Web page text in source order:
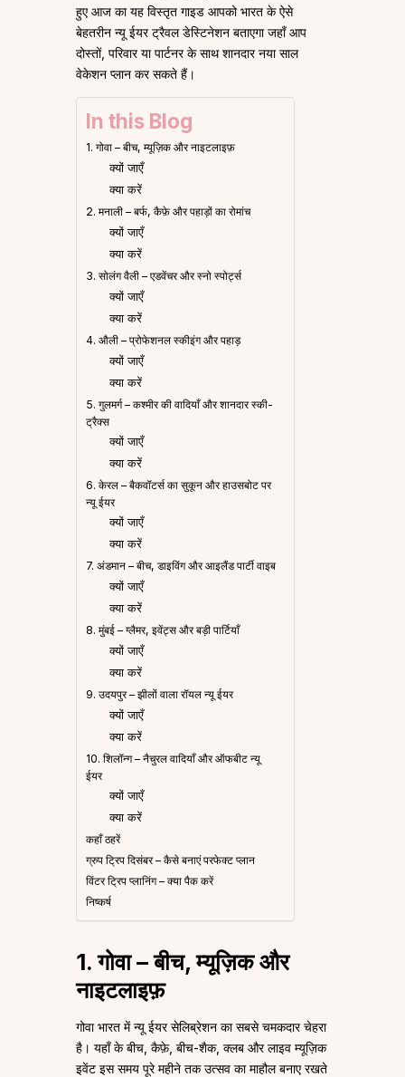
हुए आज का यह विस्तृत गाइड आपको भारत के ऐसे
बेहतरीन न्यू ईयर ट्रैवल डेस्टिनेशन बताएगा जहाँ आप
दोस्तों, परिवार या पार्टनर के साथ शानदार नया साल
वेकेशन प्लान कर सकते हैं।
In this Blog
1. गोवा – बीच, म्यूज़िक और नाइटलाइफ़
क्यों जाएँ
क्या करें
2. मनाली – बर्फ, कैफ़े और पहाड़ों का रोमांच
क्यों जाएँ
क्या करें
3. सोलंग वैली – एडवेंचर और स्नो स्पोर्ट्स
क्यों जाएँ
क्या करें
4. औली – प्रोफेशनल स्कीइंग और पहाड़
क्यों जाएँ
क्या करें
5. गुलमर्ग – कश्मीर की वादियाँ और शानदार स्की-
ट्रैक्स
क्यों जाएँ
क्या करें
6. केरल – बैकवॉटर्स का सुकून और हाउसबोट पर
न्यू ईयर
क्यों जाएँ
क्या करें
7. अंडमान – बीच, डाइविंग और आइलैंड पार्टी वाइब
क्यों जाएँ
क्या करें
8. मुंबई – ग्लैमर, इवेंट्स और बड़ी पार्टियाँ
क्यों जाएँ
क्या करें
9. उदयपुर – झीलों वाला रॉयल न्यू ईयर
क्यों जाएँ
क्या करें
10. शिलॉन्ग – नैचुरल वादियाँ और ऑफबीट न्यू
ईयर
क्यों जाएँ
क्या करें
कहाँ ठहरें
ग्रुप ट्रिप दिसंबर – कैसे बनाएं परफेक्ट प्लान
विंटर ट्रिप प्लानिंग – क्या पैक करें
निष्कर्ष
1. गोवा – बीच, म्यूज़िक और
नाइटलाइफ़
गोवा भारत में न्यू ईयर सेलिब्रेशन का सबसे चमकदार चेहरा
है। यहाँ के बीच, कैफ़े, बीच-शैक, क्लब और लाइव म्यूज़िक
इवेंट इस समय पूरे महीने तक उत्सव का माहौल बनाए रखते